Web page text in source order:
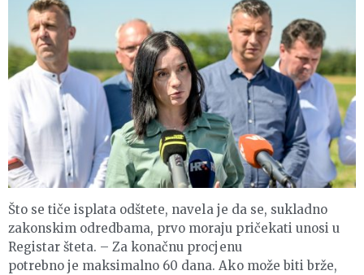
Što se tiče isplata odštete, navela je da se, sukladno
zakonskim odredbama, prvo moraju pričekati unosi u
Registar šteta. – Za konačnu procjenu
potrebno je maksimalno 60 dana. Ako može biti brže,